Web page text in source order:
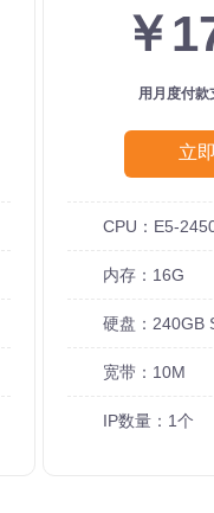
￥
用月度付款
立
CPU：E5-
内存：16G
硬盘：240GB
宽带：10M
IP数量：1个